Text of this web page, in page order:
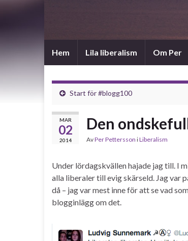
Hem Lila liberalism Om Per
Start för #blogg100
MAR
02
2014
Den
AvPer Pettersson iLiberalism
Under lördagskvällen hajade jag till.
alla liberaler till evig skärseld. Jag var
då – jag var mest inne för att se vad
blogginlägg om det.